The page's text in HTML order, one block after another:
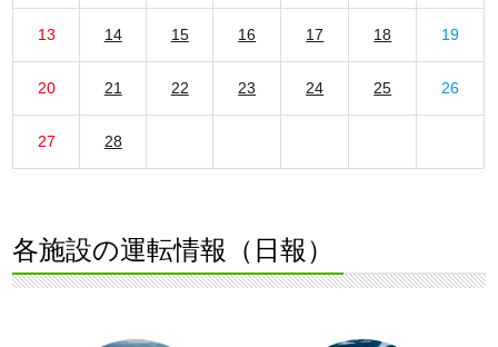
13 14 15 16 17 18 19
20 21 22 23 24 25 26
27 28
各施設の運転情報（日報）